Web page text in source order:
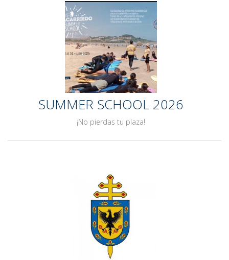
SUMMER SCHOOL 2026
¡No pierdas tu plaza!